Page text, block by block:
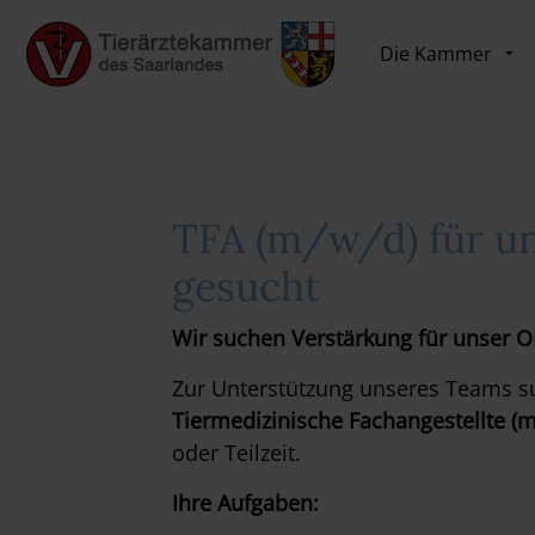
Die Kammer
TFA (m/w/d) für
gesucht
Wir suchen Verstärkung für unser
Zur Unterstützung unseres Teams
Tiermedizinische Fachangestellte
oder Teilzeit.
Ihre Aufgaben: